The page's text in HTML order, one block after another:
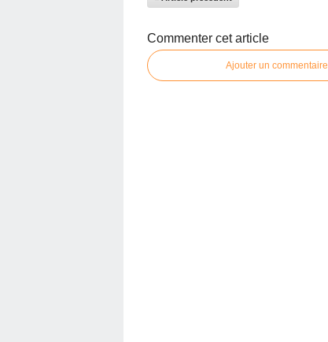
Commenter cet article
Ajouter un commentaire